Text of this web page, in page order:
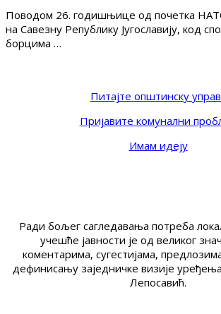
Поводом 26. годишњице од почетка
на Савезну Републику Југославију, код
борцима …
Питајте општинску
Пријавите комунални
Имам идеју
Ради бољег сагледавања потреба
учешће јавности је од великог
коментарима, сугестијама,
дефинисању заједничке визије
Лепосавић.